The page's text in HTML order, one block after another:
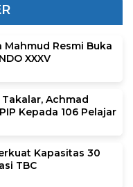
Resmi Buka
XXXV
Achmad
Kepada 106 Pelajar
Kapasitas 30
TBC